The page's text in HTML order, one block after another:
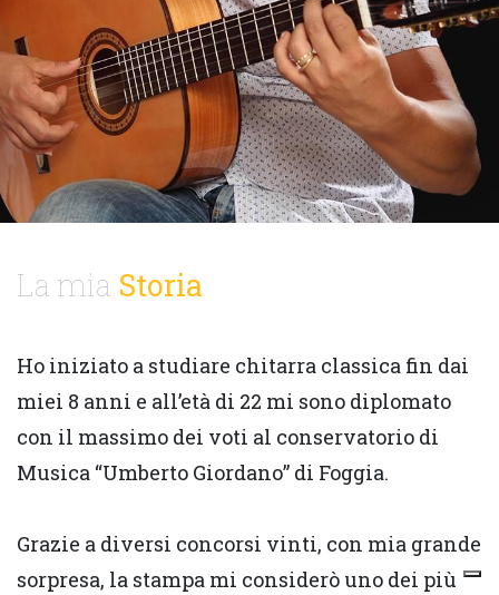
La mia Storia
Ho iniziato a studiare chitarra classica fin dai
miei 8 anni e all’età di 22 mi sono diplomato
con il massimo dei voti al conservatorio di
Musica “Umberto Giordano” di Foggia.
Grazie a diversi concorsi vinti, con mia grande
sorpresa, la stampa mi considerò uno dei più